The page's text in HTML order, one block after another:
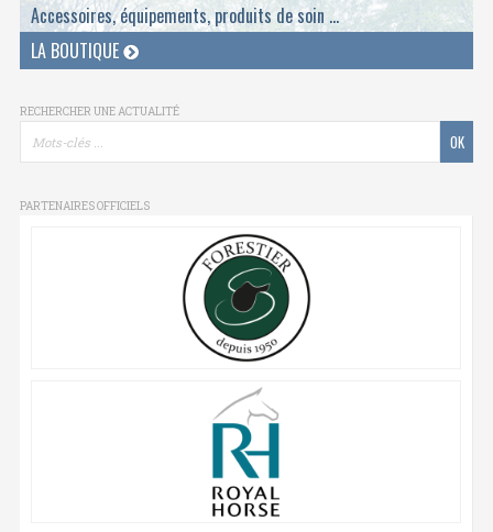
Accessoires, équipements, produits de soin ...
LA BOUTIQUE
RECHERCHER UNE ACTUALITÉ
PARTENAIRES OFFICIELS